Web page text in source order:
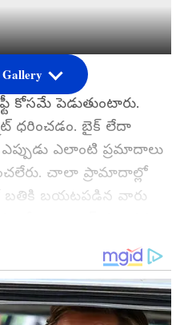
కోసమే పెడుతుంటారు.
ధరించడం. బైక్ లేదా
ఎప్పుడు ఎలాంటి ప్రమాదాలు
చాలా ప్రామాదాల్లో
బయటపడిన వారు
రావడానికి కారణం
ఉంటుంది. ముఖ్యంగా
హెల్మెట్